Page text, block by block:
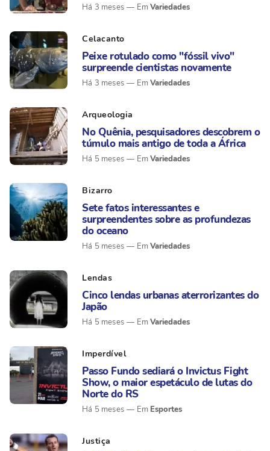
Há 3 meses Variedades
Celacanto
Peixe rotulado como "fóssil vivo"
surpreende cientistas novamente
Há 3 meses Variedades
Arqueologia
No Quênia, pesquisadores descobrem o
túmulo mais antigo de toda a África
Há 5 meses Variedades
Bizarro
Sete fatos interessantes e
surpreendentes sobre as profundezas
do oceano
Há 5 meses Variedades
Lendas
Cinco lendas urbanas aterrorizantes do
Japão
Há 5 meses Variedades
Imperdível
Passo Fundo sediará o Invictus Fight
Show, o maior espetáculo de lutas do
Norte do RS
Há 5 meses Esportes
Justiça